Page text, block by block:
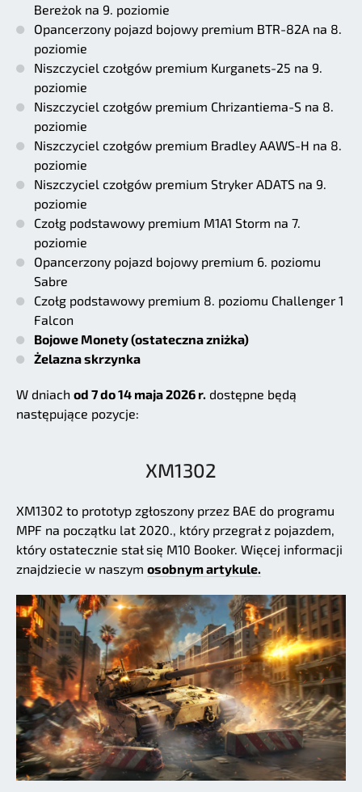
Bereżok na 9. poziomie
Opancerzony pojazd bojowy premium BTR-82A na 8.
poziomie
Niszczyciel czołgów premium Kurganets-25 na 9.
poziomie
Niszczyciel czołgów premium Chrizantiema-S na 8.
poziomie
Niszczyciel czołgów premium Bradley AAWS-H na 8.
poziomie
Niszczyciel czołgów premium Stryker ADATS na 9.
poziomie
Czołg podstawowy premium M1A1 Storm na 7.
poziomie
Opancerzony pojazd bojowy premium 6. poziomu
Sabre
Czołg podstawowy premium 8. poziomu Challenger 1
Falcon
Bojowe Monety (ostateczna zniżka)
Żelazna skrzynka
W dniach od 7 do 14 maja 2026 r. dostępne będą
następujące pozycje:
XM1302
XM1302 to prototyp zgłoszony przez BAE do programu
MPF na początku lat 2020., który przegrał z pojazdem,
który ostatecznie stał się M10 Booker. Więcej informacji
znajdziecie w naszym osobnym artykule.